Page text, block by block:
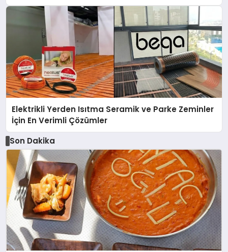
Elektrikli Yerden Isıtma Seramik ve Parke Zeminler
İçin En Verimli Çözümler
Son Dakika